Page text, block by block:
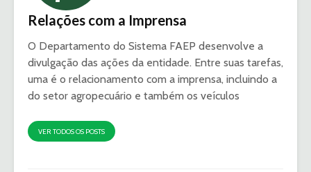
Relações com a Imprensa
O Departamento do Sistema FAEP desenvolve a
divulgação das ações da entidade. Entre suas tarefas,
uma é o relacionamento com a imprensa, incluindo a
do setor agropecuário e também os veículos
VER TODOS OS POSTS